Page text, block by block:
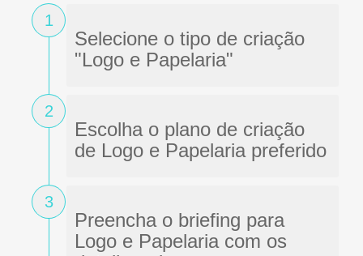
1
Selecione o tipo de criação
"Logo e Papelaria"
2
Escolha o plano de criação
de Logo e Papelaria preferido
3
Preencha o briefing para
Logo e Papelaria com os